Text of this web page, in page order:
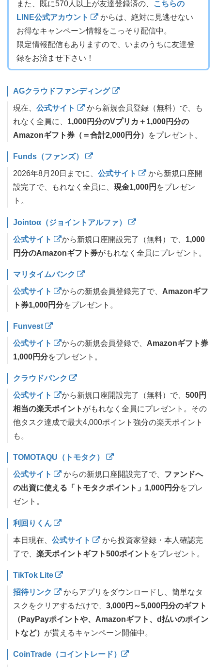
また、既に570人以上が友達登録済の、
こちらの
LINE公式アカウント
からは、絶対に見逃せない
お得なキャンペーン情報をこっそり配信中。
限定情報配信もありますので、いまのうちに友達登
録をお済ませ下さい！
AGクラウドファンディング
現在、 公式サイト
から新規会員登録（無料）で、も
れなく全員に、 1,000円分のVプリカ＋1,000円分の
Amazonギフト券（＝合計2,000円分）
をプレゼント。
Funds（ファンズ）
2026年8月20日までに、 公式サイト
から新規口座開
設完了で、もれなく全員に、 現金1,000円 をプレゼン
ト。
Jointoα（ジョイントアルファ）
公式サイト から新規口座開設完了（無料）で、 1,000
円分のAmazonギフト券がもれなく全員にプレゼント。
マリタイムバンク
公式サイト からの新規会員登録完了で、 Amazonギフ
ト券1,000円分をプレゼント。
Funvest
公式サイト からの新規会員登録で、 Amazonギフト券
1,000円分をプレゼント。
クラウドバンク
公式サイト から新規口座開設完了（無料）で、 500円
相当の楽天ポイント がもれなく全員にプレゼント。その
他タスク達成で最大4,000ポイント強分の楽天ポイント
も。
TOMOTAQU（トモタク）
公式サイト からの新規口座開設完了で、 ファンドへ
の出資に使える「トモタクポイント」1,000円分をプレ
ゼント。
利回りくん
本日現在、 公式サイト
から投資家登録・本人確認完
了で、 楽天ポイントギフト500ポイント をプレゼント。
TikTok Lite
招待リンク
からアプリをダウンロードし、簡単なタ
スクをクリアするだけで、 3,000円～5,000円分のギフト
（PayPayポイントや、Amazonギフト、d払いのポイン
トなど） が貰えるキャンペーン開催中。
CoinTrade（コイントレード）